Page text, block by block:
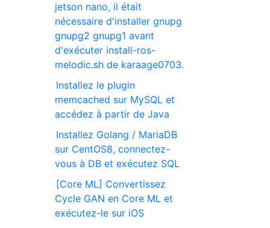
jetson nano, il était
nécessaire d'installer gnupg
gnupg2 gnupg1 avant
d'exécuter install-ros-
melodic.sh de karaage0703.
Installez le plugin
memcached sur MySQL et
accédez à partir de Java
Installez Golang / MariaDB
sur CentOS8, connectez-
vous à DB et exécutez SQL
[Core ML] Convertissez
Cycle GAN en Core ML et
exécutez-le sur iOS